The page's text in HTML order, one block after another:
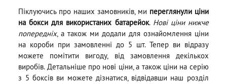
Піклуючись про наших замовників, ми переглянули ціни
на бокси для використаних батарейок. Нові ціни нижче
попередніх, а також ми додали для ознайомлення ціни
на короби при замовленні до 5 шт. Тепер ви відразу
можете помітити вигоду, від замовлення декількох
виробів. Детальніше про нові ціни, а також ціни на серію
з 5 боксів ви можете дізнатися, відвідавши наш розділ